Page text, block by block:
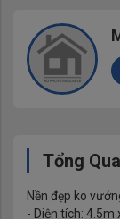
Tổng
Nền đẹp ko
- Diện tích: 4.5m